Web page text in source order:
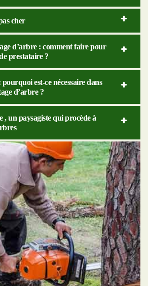
cher
d’arbre : comment faire pour
prestataire ?
est-ce nécessaire dans
d’arbre ?
, un paysagiste qui procède à